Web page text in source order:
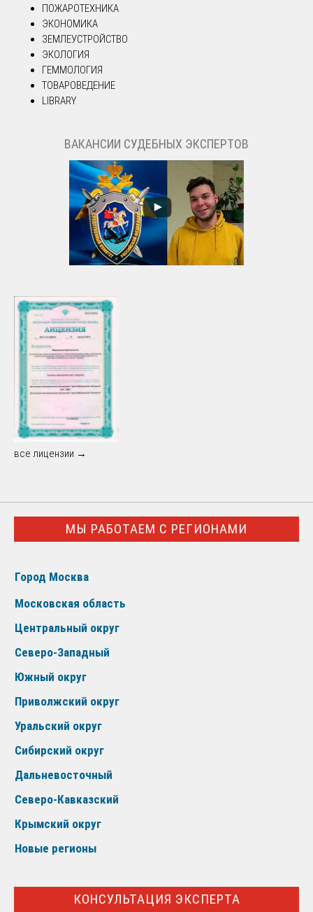
ПОЖАРОТЕХНИКА
ЭКОНОМИКА
ЗЕМЛЕУСТРОЙСТВО
ЭКОЛОГИЯ
ГЕММОЛОГИЯ
ТОВАРОВЕДЕНИЕ
LIBRARY
ВАКАНСИИ СУДЕБНЫХ ЭКСПЕРТОВ
все лицензии →
МЫ РАБОТАЕМ С РЕГИОНАМИ
Город Москва
Московская область
Центральный округ
Северо-Западный
Южный округ
Приволжский округ
Уральский округ
Сибирский округ
Дальневосточный
Северо-Кавказский
Крымский округ
Новые регионы
КОНСУЛЬТАЦИЯ ЭКСПЕРТА